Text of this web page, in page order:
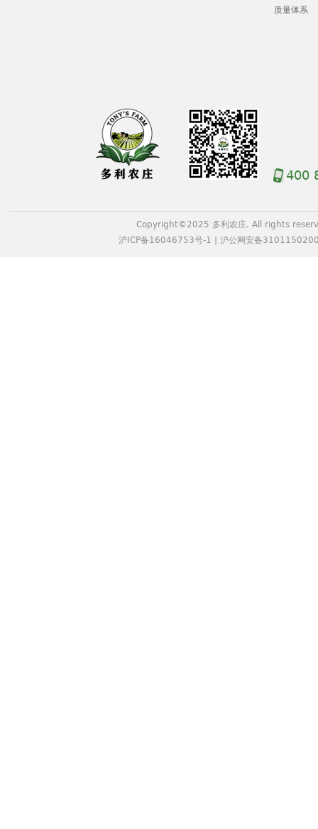
质量体系
400
Copyright©2025 多利农庄. All rights
沪ICP备16046753号-1
沪公网安备